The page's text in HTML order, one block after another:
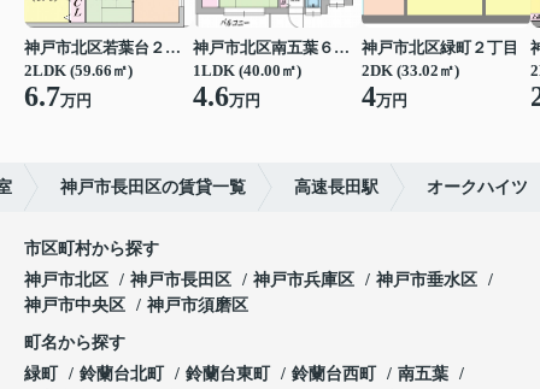
神戸市北区若葉台２丁目
2LDK (59.66㎡)
6.7万円
神戸市北区南五葉６丁目
1LDK (40.00㎡)
4.6万円
神戸市北区緑町２丁目
2DK (33.02㎡)
4万円
神戸市長田区の賃貸一覧 高速長田駅 オークハイツ
市区町村から探す
神戸市北区
神戸市長田区 神戸市兵庫区
神戸市垂水区
神戸市中央区
神戸市須磨区
町名から探す
緑町
鈴蘭台北町 鈴蘭台東町 鈴蘭台西町
南五葉